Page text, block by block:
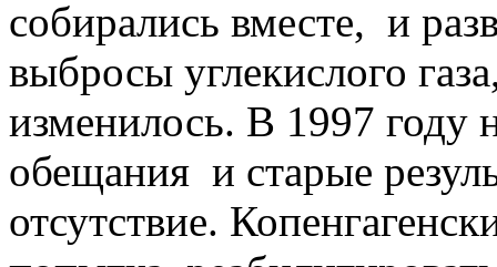
собирались вместе, и
выбросы углекислого
изменилось. В 1997
обещания и старые
отсутствие.